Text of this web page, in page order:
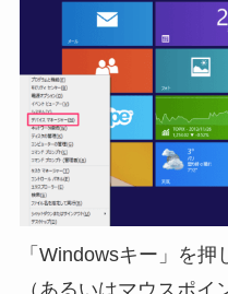
「Windowsキー」を
（あるいはマウスポイ